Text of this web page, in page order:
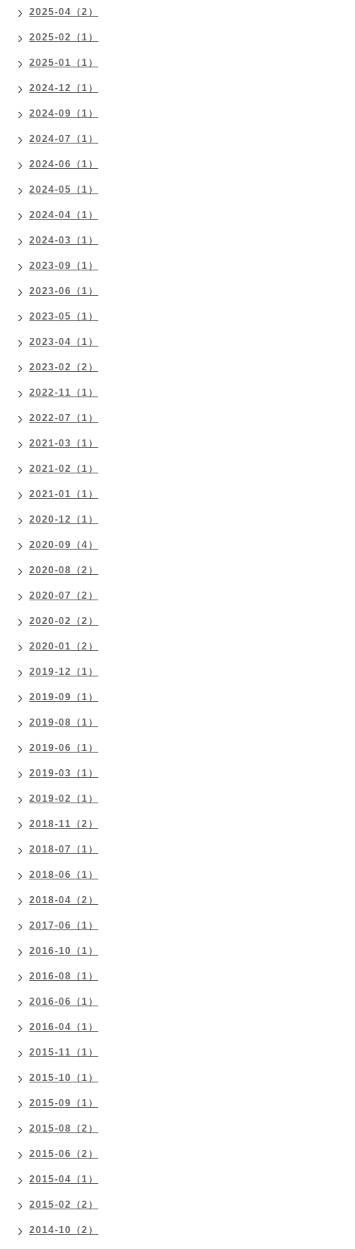
2025-04（2）
2025-02（1）
2025-01（1）
2024-12（1）
2024-09（1）
2024-07（1）
2024-06（1）
2024-05（1）
2024-04（1）
2024-03（1）
2023-09（1）
2023-06（1）
2023-05（1）
2023-04（1）
2023-02（2）
2022-11（1）
2022-07（1）
2021-03（1）
2021-02（1）
2021-01（1）
2020-12（1）
2020-09（4）
2020-08（2）
2020-07（2）
2020-02（2）
2020-01（2）
2019-12（1）
2019-09（1）
2019-08（1）
2019-06（1）
2019-03（1）
2019-02（1）
2018-11（2）
2018-07（1）
2018-06（1）
2018-04（2）
2017-06（1）
2016-10（1）
2016-08（1）
2016-06（1）
2016-04（1）
2015-11（1）
2015-10（1）
2015-09（1）
2015-08（2）
2015-06（2）
2015-04（1）
2015-02（2）
2014-10（2）